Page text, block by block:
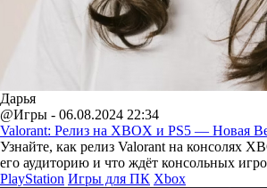
Дарья
@Игры - 06.08.2024 22:34
Valorant: Релиз на XBOX и PS5 — Новая
Узнайте, как релиз Valorant на консолях
его аудиторию и что ждёт консольных
PlayStation Игры для ПК Xbox